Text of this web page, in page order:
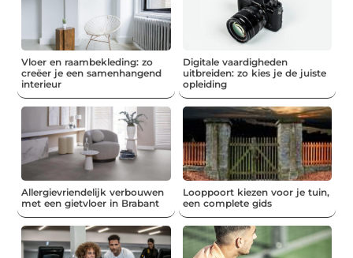
Vloer en raambekleding: zo
creëer je een samenhangend
interieur
Digitale vaardigheden
uitbreiden: zo kies je de juiste
opleiding
Allergievriendelijk verbouwen
met een gietvloer in Brabant
Looppoort kiezen voor je tuin,
een complete gids